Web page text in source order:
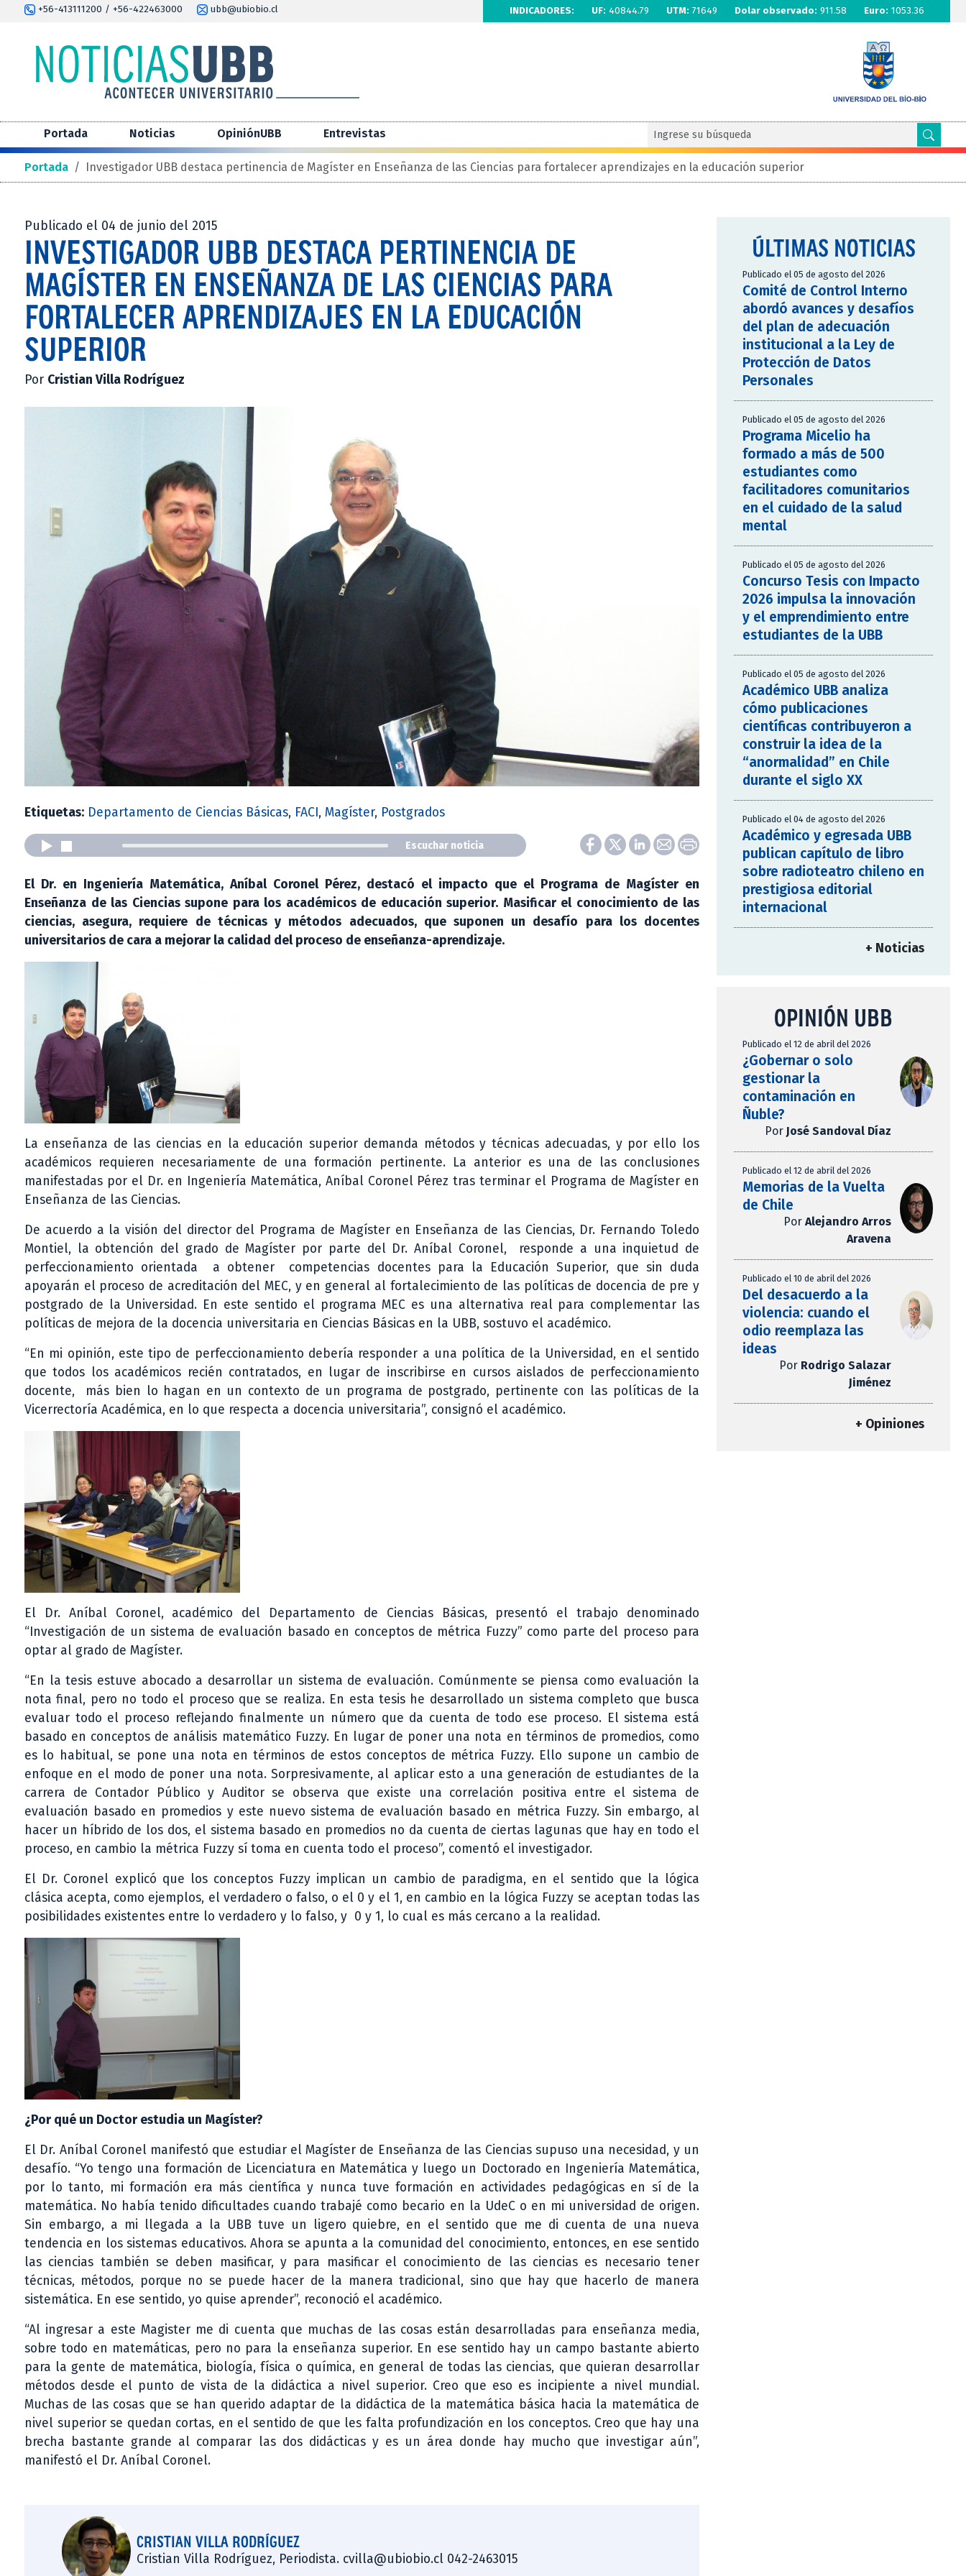
+56-413111200 / +56-422463000 ubb@ubiobio.cl INDICADORES: UF: 40844.79 UTM: 71649 Dolar observado: 911.58 Euro: 1053.36
Portada Noticias OpiniónUBB Entrevistas
Portada / Investigador UBB destaca pertinencia de Magíster en Enseñanza de las Ciencias para fortalecer aprendizajes en la educación superior
Publicado el 04 de junio del 2015
INVESTIGADOR UBB DESTACA PERTINENCIA DE
MAGÍSTER EN ENSEÑANZA DE LAS CIENCIAS PARA
FORTALECER APRENDIZAJES EN LA EDUCACIÓN
SUPERIOR
Por Cristian Villa Rodríguez
Etiquetas: Departamento de Ciencias Básicas, FACI, Magíster, Postgrados
Escuchar noticia
El Dr. en Ingeniería Matemática, Aníbal Coronel Pérez, destacó el impacto que el Programa de Magíster en
Enseñanza de las Ciencias supone para los académicos de educación superior. Masificar el conocimiento de las
ciencias, asegura, requiere de técnicas y métodos adecuados, que suponen un desafío para los docentes
universitarios de cara a mejorar la calidad del proceso de enseñanza-aprendizaje.
La enseñanza de las ciencias en la educación superior demanda métodos y técnicas adecuadas, y por ello los
académicos requieren necesariamente de una formación pertinente. La anterior es una de las conclusiones
manifestadas por el Dr. en Ingeniería Matemática, Aníbal Coronel Pérez tras terminar el Programa de Magíster en
Enseñanza de las Ciencias.
De acuerdo a la visión del director del Programa de Magíster en Enseñanza de las Ciencias, Dr. Fernando Toledo
Montiel, la obtención del grado de Magíster por parte del Dr. Aníbal Coronel, responde a una inquietud de
perfeccionamiento orientada a obtener competencias docentes para la Educación Superior, que sin duda
apoyarán el proceso de acreditación del MEC, y en general al fortalecimiento de las políticas de docencia de pre y
postgrado de la Universidad. En este sentido el programa MEC es una alternativa real para complementar las
políticas de mejora de la docencia universitaria en Ciencias Básicas en la UBB, sostuvo el académico.
“En mi opinión, este tipo de perfeccionamiento debería responder a una política de la Universidad, en el sentido
que todos los académicos recién contratados, en lugar de inscribirse en cursos aislados de perfeccionamiento
docente, más bien lo hagan en un contexto de un programa de postgrado, pertinente con las políticas de la
Vicerrectoría Académica, en lo que respecta a docencia universitaria”, consignó el académico.
El Dr. Aníbal Coronel, académico del Departamento de Ciencias Básicas, presentó el trabajo denominado
“Investigación de un sistema de evaluación basado en conceptos de métrica Fuzzy” como parte del proceso para
optar al grado de Magíster.
“En la tesis estuve abocado a desarrollar un sistema de evaluación. Comúnmente se piensa como evaluación la
nota final, pero no todo el proceso que se realiza. En esta tesis he desarrollado un sistema completo que busca
evaluar todo el proceso reflejando finalmente un número que da cuenta de todo ese proceso. El sistema está
basado en conceptos de análisis matemático Fuzzy. En lugar de poner una nota en términos de promedios, como
es lo habitual, se pone una nota en términos de estos conceptos de métrica Fuzzy. Ello supone un cambio de
enfoque en el modo de poner una nota. Sorpresivamente, al aplicar esto a una generación de estudiantes de la
carrera de Contador Público y Auditor se observa que existe una correlación positiva entre el sistema de
evaluación basado en promedios y este nuevo sistema de evaluación basado en métrica Fuzzy. Sin embargo, al
hacer un híbrido de los dos, el sistema basado en promedios no da cuenta de ciertas lagunas que hay en todo el
proceso, en cambio la métrica Fuzzy sí toma en cuenta todo el proceso”, comentó el investigador.
El Dr. Coronel explicó que los conceptos Fuzzy implican un cambio de paradigma, en el sentido que la lógica
clásica acepta, como ejemplos, el verdadero o falso, o el 0 y el 1, en cambio en la lógica Fuzzy se aceptan todas las
posibilidades existentes entre lo verdadero y lo falso, y 0 y 1, lo cual es más cercano a la realidad.
¿Por qué un Doctor estudia un Magíster?
El Dr. Aníbal Coronel manifestó que estudiar el Magíster de Enseñanza de las Ciencias supuso una necesidad, y un
desafío. “Yo tengo una formación de Licenciatura en Matemática y luego un Doctorado en Ingeniería Matemática,
por lo tanto, mi formación era más científica y nunca tuve formación en actividades pedagógicas en sí de la
matemática. No había tenido dificultades cuando trabajé como becario en la UdeC o en mi universidad de origen.
Sin embargo, a mi llegada a la UBB tuve un ligero quiebre, en el sentido que me di cuenta de una nueva
tendencia en los sistemas educativos. Ahora se apunta a la comunidad del conocimiento, entonces, en ese sentido
las ciencias también se deben masificar, y para masificar el conocimiento de las ciencias es necesario tener
técnicas, métodos, porque no se puede hacer de la manera tradicional, sino que hay que hacerlo de manera
sistemática. En ese sentido, yo quise aprender”, reconoció el académico.
“Al ingresar a este Magister me di cuenta que muchas de las cosas están desarrolladas para enseñanza media,
sobre todo en matemáticas, pero no para la enseñanza superior. En ese sentido hay un campo bastante abierto
para la gente de matemática, biología, física o química, en general de todas las ciencias, que quieran desarrollar
métodos desde el punto de vista de la didáctica a nivel superior. Creo que eso es incipiente a nivel mundial.
Muchas de las cosas que se han querido adaptar de la didáctica de la matemática básica hacia la matemática de
nivel superior se quedan cortas, en el sentido de que les falta profundización en los conceptos. Creo que hay una
brecha bastante grande al comparar las dos didácticas y es un área donde hay mucho que investigar aún”,
manifestó el Dr. Aníbal Coronel.
CRISTIAN VILLA RODRÍGUEZ
Cristian Villa Rodríguez, Periodista. cvilla@ubiobio.cl 042-2463015
ÚLTIMAS NOTICIAS
Publicado el 05 de agosto del 2026
Comité de Control Interno
abordó avances y desafíos
del plan de adecuación
institucional a la Ley de
Protección de Datos
Personales
Publicado el 05 de agosto del 2026
Programa Micelio ha
formado a más de 500
estudiantes como
facilitadores comunitarios
en el cuidado de la salud
mental
Publicado el 05 de agosto del 2026
Concurso Tesis con Impacto
2026 impulsa la innovación
y el emprendimiento entre
estudiantes de la UBB
Publicado el 05 de agosto del 2026
Académico UBB analiza
cómo publicaciones
científicas contribuyeron a
construir la idea de la
“anormalidad” en Chile
durante el siglo XX
Publicado el 04 de agosto del 2026
Académico y egresada UBB
publican capítulo de libro
sobre radioteatro chileno en
prestigiosa editorial
internacional
+ Noticias
OPINIÓN UBB
Publicado el 12 de abril del 2026
¿Gobernar o solo
gestionar la
contaminación en
Ñuble?
Por José Sandoval Díaz
Publicado el 12 de abril del 2026
Memorias de la Vuelta
de Chile
Por Alejandro Arros
Aravena
Publicado el 10 de abril del 2026
Del desacuerdo a la
violencia: cuando el
odio reemplaza las
ideas
Por Rodrigo Salazar
Jiménez
+ Opiniones